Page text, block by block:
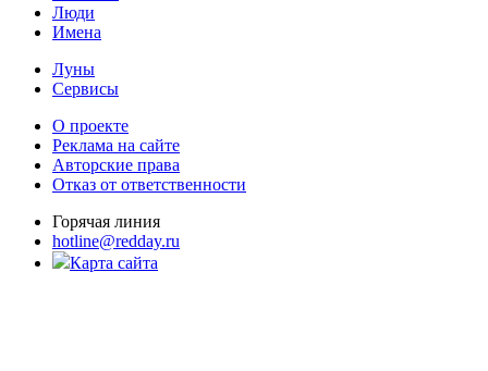
Люди
Имена
Луны
Сервисы
О проекте
Реклама на сайте
Авторские права
Отказ от ответственности
Горячая линия
hotline@redday.ru
Карта сайта